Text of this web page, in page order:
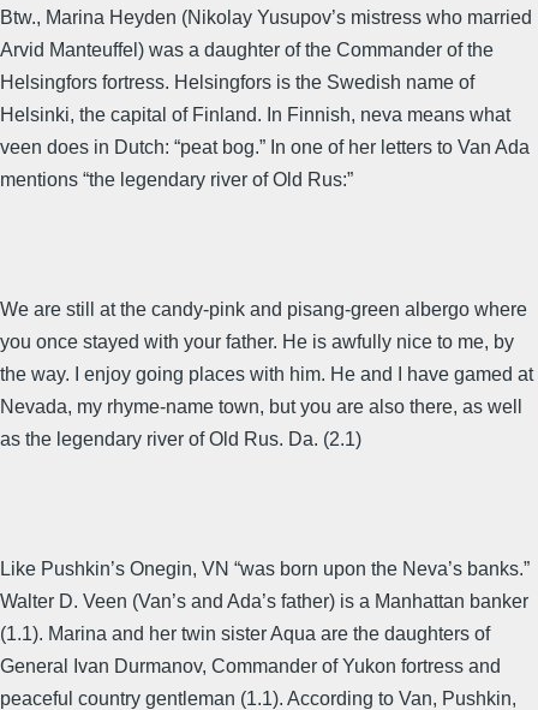
Btw., Marina Heyden (Nikolay Yusupov’s mistress who married
Arvid Manteuffel) was a daughter of the Commander of the
Helsingfors fortress. Helsingfors is the Swedish name of
Helsinki, the capital of Finland. In Finnish, neva means what
veen does in Dutch: “peat bog.” In one of her letters to Van Ada
mentions “the legendary river of Old Rus:”
We are still at the candy-pink and pisang-green albergo where
you once stayed with your father. He is awfully nice to me, by
the way. I enjoy going places with him. He and I have gamed at
Nevada, my rhyme-name town, but you are also there, as well
as the legendary river of Old Rus. Da. (2.1)
Like Pushkin’s Onegin, VN “was born upon the Neva’s banks.”
Walter D. Veen (Van’s and Ada’s father) is a Manhattan banker
(1.1). Marina and her twin sister Aqua are the daughters of
General Ivan Durmanov, Commander of Yukon fortress and
peaceful country gentleman (1.1). According to Van, Pushkin,